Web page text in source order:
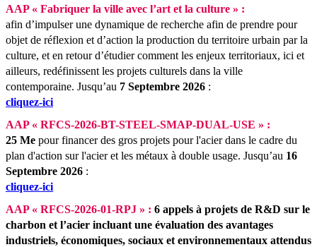
AAP « Fabriquer la ville avec l’art et la culture » :
afin d’impulser une dynamique de recherche afin de prendre pour
objet de réflexion et d’action la production du territoire urbain par la
culture, et en retour d’étudier comment les enjeux territoriaux, ici et
ailleurs, redéfinissent les projets culturels dans la ville
contemporaine. Jusqu’au 7 Septembre 2026 :
cliquez-ici
AAP « RFCS-2026-BT-STEEL-SMAP-DUAL-USE » :
25 Me pour financer des gros projets pour l'acier dans le cadre du
plan d'action sur l'acier et les métaux à double usage. Jusqu’au 16
Septembre 2026 :
cliquez-ici
AAP « RFCS-2026-01-RPJ » : 6 appels à projets de R&D sur le
charbon et l’acier incluant une évaluation des avantages
industriels, économiques, sociaux et environnementaux attendus